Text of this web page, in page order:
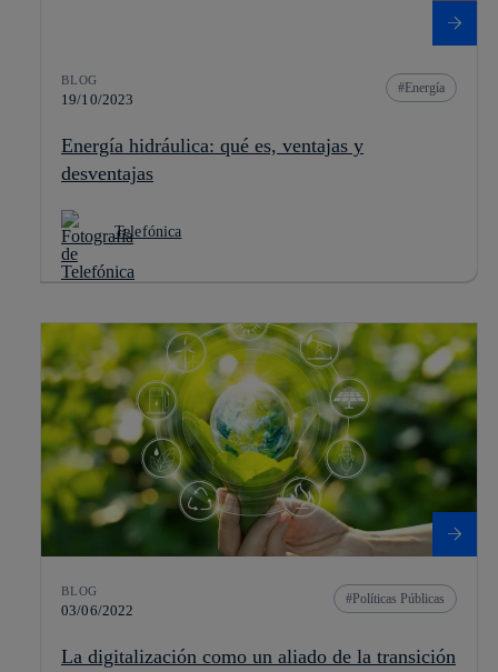
BLOG
19/10/2023
Energía
Energía hidráulica: qué es, ventajas y
desventajas
Telefónica
BLOG
03/06/2022
Políticas Públicas
La digitalización como un aliado de la transición